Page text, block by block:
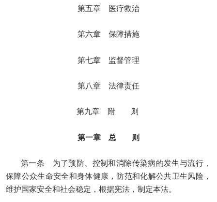
第五章 医疗救治
第六章 保障措施
第七章 监督管理
第八章 法律责任
第九章 附 则
第一章 总 则
第一条 为了预防、控制和消除传染病的发生与流行，
保障公众生命安全和身体健康，防范和化解公共卫生风险，
维护国家安全和社会稳定，根据宪法，制定本法。